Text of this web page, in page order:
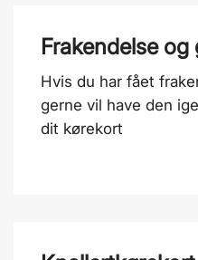
Frakendelse
Hvis du har fået
gerne vil have den
dit kørekort